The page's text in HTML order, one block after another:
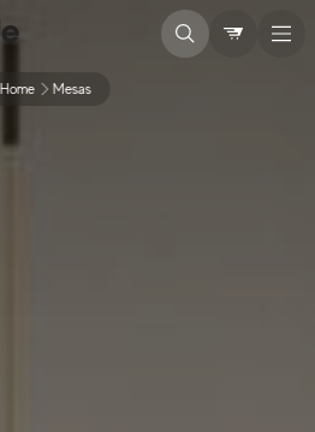
Home Mesas